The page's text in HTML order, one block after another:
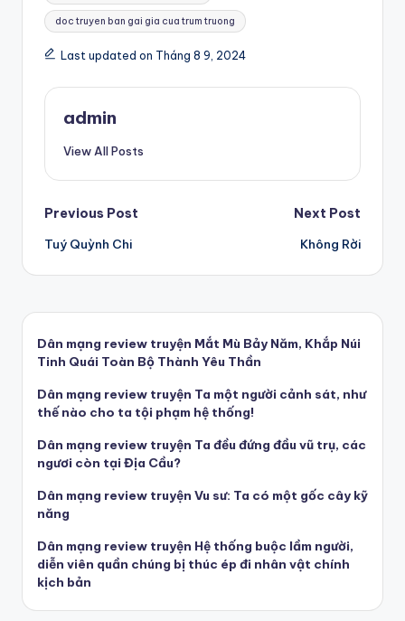
doc truyen ban gai gia cua trum truong
Last updated on Tháng 8 9, 2024
admin
View All Posts
Post
navigation
Previous Post
Tuý Quỳnh Chi
Next Post
Không Rời
Dân mạng review truyện Mắt Mù Bảy Năm, Khắp Núi
Tinh Quái Toàn Bộ Thành Yêu Thần
Dân mạng review truyện Ta một người cảnh sát, như
thế nào cho ta tội phạm hệ thống!
Dân mạng review truyện Ta đều đứng đầu vũ trụ, các
ngươi còn tại Địa Cầu?
Dân mạng review truyện Vu sư: Ta có một gốc cây kỹ
năng
Dân mạng review truyện Hệ thống buộc lầm người,
diễn viên quần chúng bị thúc ép đi nhân vật chính
kịch bản